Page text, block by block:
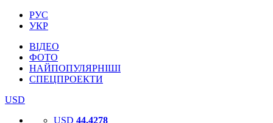
РУС
УКР
ВІДЕО
ФОТО
НАЙПОПУЛЯРНІШІ
СПЕЦПРОЕКТИ
USD
USD 44.4278